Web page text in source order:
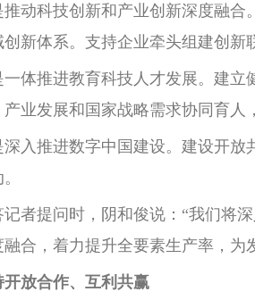
科技创新和产业创新深度融合
创新体系。支持企业牵头组建创
推进教育科技人才发展。建立
产业发展和国家战略需求协同育人
推进数字中国建设。建设开放
提问时，阴和俊说：“我们将深
融合，着力提升全要素生产率，
开放合作、互利共赢